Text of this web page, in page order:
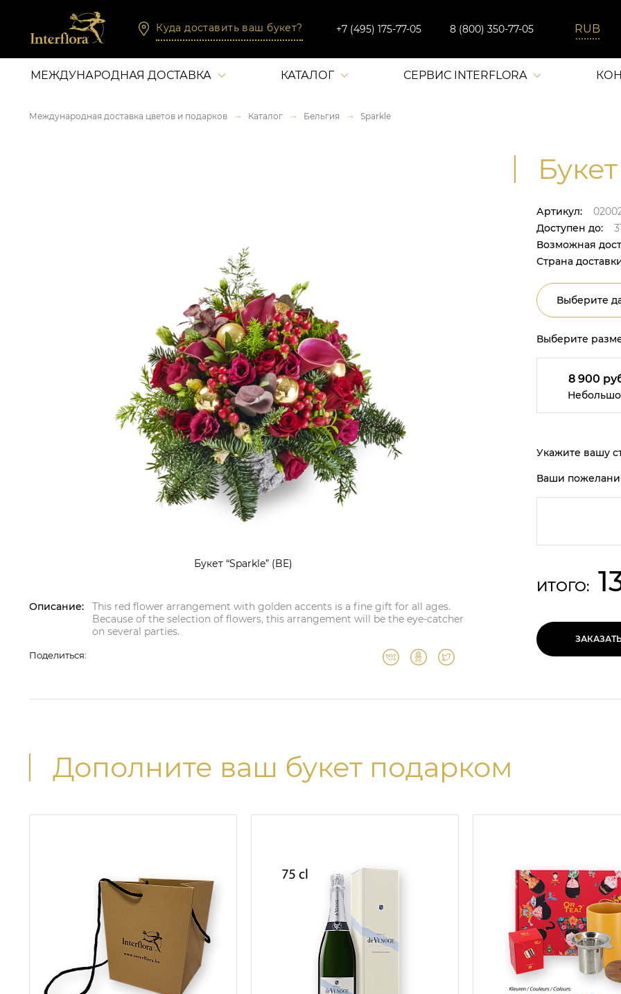
Куда доставить ваш букет? +7 (495) 175-77-05 8 (800) 350-77-05
МЕЖДУНАРОДНАЯ ДОСТАВКА КАТАЛОГ СЕРВИС INTERFLORA
Международная доставка цветов и подарков Каталог Бельгия Sparkle
Букет “Sparkle” (BE)
Описание:
This red flower arrangement with golden accents is a fine gift for all ages.
Because of the selection of flowers, this arrangement will be the eye-catcher
on several parties.
Поделиться:
Артикул:
Доступен до:
Возможная
Страна
Выберите
Выберите
8 900
Укажите вашу
Ваши
ИТОГО:
Дополните ваш букет подарком